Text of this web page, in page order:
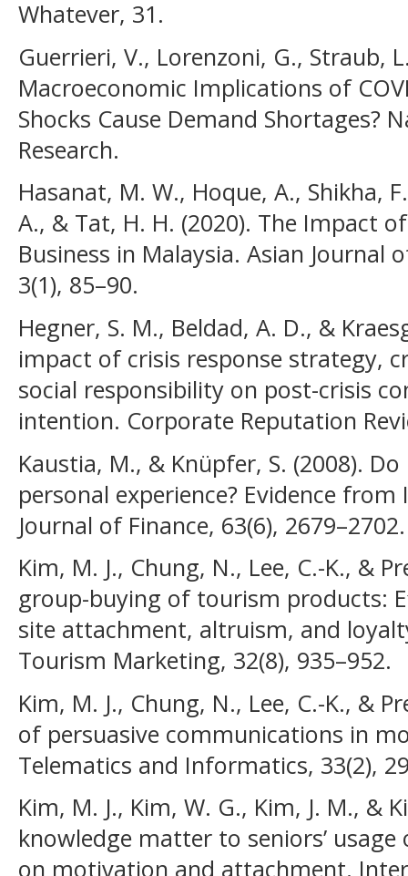
Whatever, 31.
Guerrieri, V., Lorenzoni, G., Straub,
Macroeconomic Implications of
Shocks Cause Demand Shortages?
Research.
Hasanat, M. W., Hoque, A., Shikha,
A., & Tat, H. H. (2020). The Impact
Business in Malaysia. Asian Journal
3(1), 85–90.
Hegner, S. M., Beldad, A. D., &
impact of crisis response strategy,
social responsibility on post-crisis
intention. Corporate Reputation
Kaustia, M., & Knüpfer, S. (2008).
personal experience? Evidence
Journal of Finance, 63(6), 2679–2702.
Kim, M. J., Chung, N., Lee, C.-K., &
group-buying of tourism products:
site attachment, altruism, and
Tourism Marketing, 32(8), 935–952.
Kim, M. J., Chung, N., Lee, C.-K., &
of persuasive communications in
Telematics and Informatics, 33(2),
Kim, M. J., Kim, W. G., Kim, J. M., &
knowledge matter to seniors’
on motivation and attachment.